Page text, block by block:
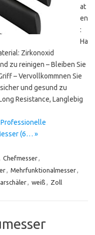
at
en
:
Ha
Zirkonoxid
zu reinigen – Bleiben Sie
– Vervollkommnen Sie
und gesund zu
Resistance, Langlebig
Professionelle
(6… »
Chefmesser,
, Mehrfunktionalmesser,
, weiß , Zoll